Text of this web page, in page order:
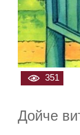
351
Дойче